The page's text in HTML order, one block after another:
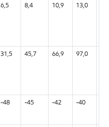
6,5 8,4 10,9 13,0
31,5 45,7 66,9 97,0
-48 -45 -42 -40